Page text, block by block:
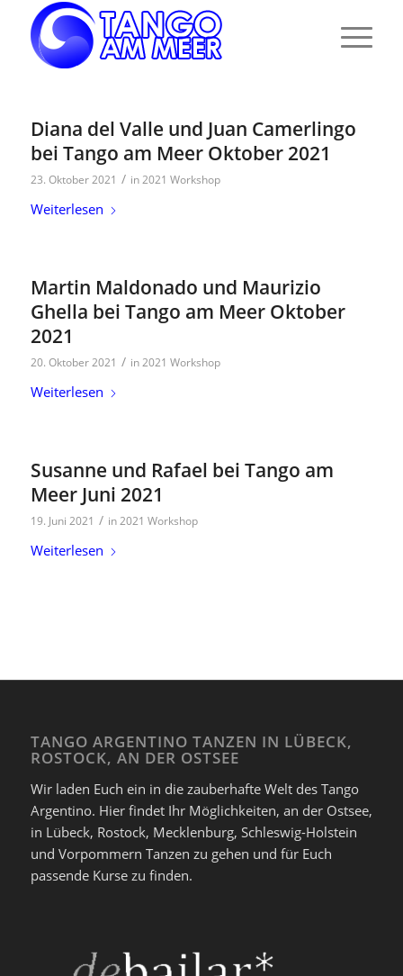
Diana del Valle und Juan Camerlingo
bei Tango am Meer Oktober 2021
23. Oktober 2021 / in2021 Workshop
Weiterlesen
Martin Maldonado und Maurizio
Ghella bei Tango am Meer Oktober
2021
20. Oktober 2021 / in2021 Workshop
Weiterlesen
Susanne und Rafael bei Tango am
Meer Juni 2021
19. Juni 2021 / in2021 Workshop
Weiterlesen
TANGO ARGENTINO TANZEN IN LÜBECK,
ROSTOCK, AN DER OSTSEE
Wir laden Euch ein in die zauberhafte Welt des Tango
Argentino. Hier findet Ihr Möglichkeiten, an der Ostsee,
in Lübeck, Rostock, Mecklenburg, Schleswig-Holstein
und Vorpommern Tanzen zu gehen und für Euch
passende Kurse zu finden.